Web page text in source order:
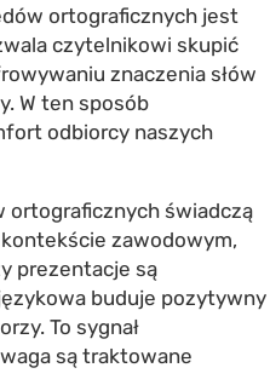
ortograficznych jest
czytelnikowi skupić
znaczenia słów
W ten sposób
odbiorcy naszych
ortograficznych świadczą
zawodowym,
prezentacje są
buduje pozytywny
To sygnał
są traktowane